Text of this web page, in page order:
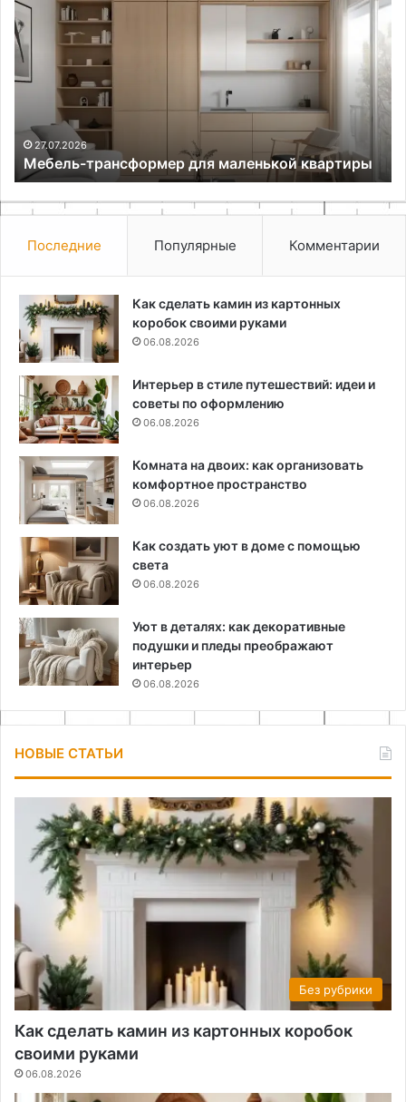
трансформер
для
маленькой
квартиры
27.07.2026
Мебель-трансформер для маленькой квартиры
на
Последние Популярные Комментарии
Как сделать камин из картонных
коробок своими руками
06.08.2026
Интерьер в стиле путешествий: идеи и
советы по оформлению
06.08.2026
Комната на двоих: как организовать
комфортное пространство
06.08.2026
Как создать уют в доме с помощью
света
06.08.2026
Уют в деталях: как декоративные
подушки и пледы преображают
интерьер
06.08.2026
НОВЫЕ СТАТЬИ
Без рубрики
Как сделать камин из картонных коробок
своими руками
06.08.2026